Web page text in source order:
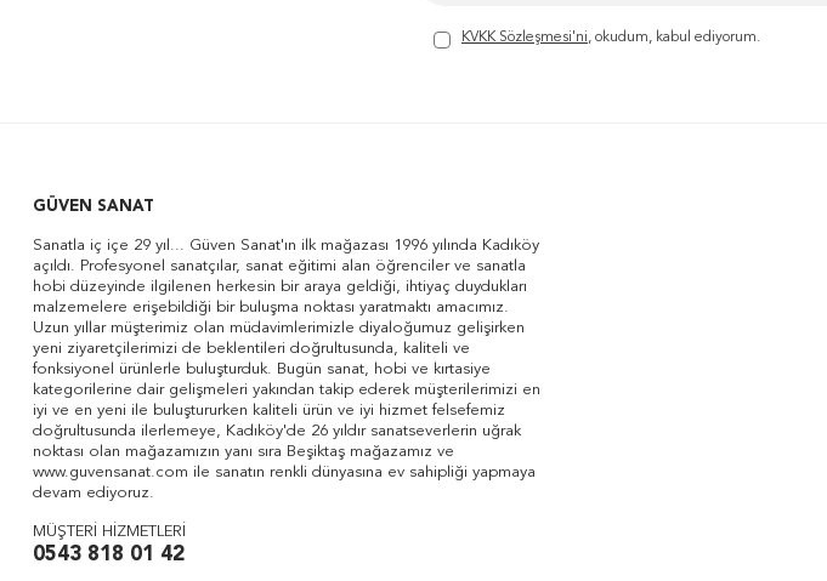
KVKK Sözleşmesi'ni, okudum, kabul ediyorum.
GÜVEN SANAT
Sanatla iç içe 29 yıl... Güven Sanat'ın ilk mağazası 1996 yılında Kadıköy
açıldı. Profesyonel sanatçılar, sanat eğitimi alan öğrenciler ve sanatla
hobi düzeyinde ilgilenen herkesin bir araya geldiği, ihtiyaç duydukları
malzemelere erişebildiği bir buluşma noktası yaratmaktı amacımız.
Uzun yıllar müşterimiz olan müdavimlerimizle diyaloğumuz gelişirken
yeni ziyaretçilerimizi de beklentileri doğrultusunda, kaliteli ve
fonksiyonel ürünlerle buluşturduk. Bugün sanat, hobi ve kırtasiye
kategorilerine dair gelişmeleri yakından takip ederek müşterilerimizi en
iyi ve en yeni ile buluştururken kaliteli ürün ve iyi hizmet felsefemiz
doğrultusunda ilerlemeye, Kadıköy'de 26 yıldır sanatseverlerin uğrak
noktası olan mağazamızın yanı sıra Beşiktaş mağazamız ve
www.guvensanat.com ile sanatın renkli dünyasına ev sahipliği yapmaya
devam ediyoruz.
MÜŞTERİ HİZMETLERİ
0543 818 01 42